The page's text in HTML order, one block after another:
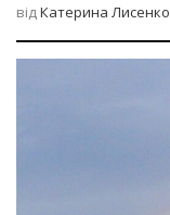
відКатерина Лисенко